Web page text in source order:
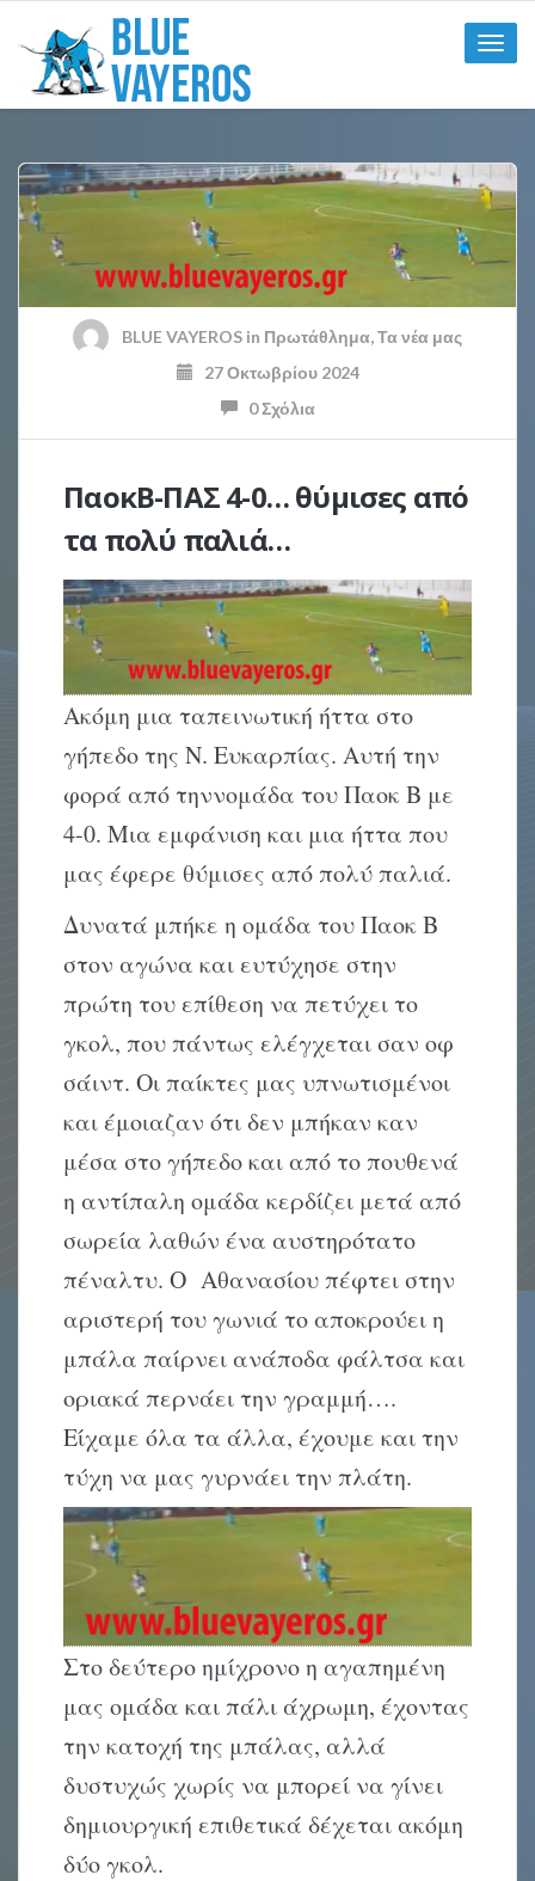
Toggle
BLUE VAYEROS in Πρωτάθλημα,Τα νέα μας
27 Οκτωβρίου 2024
0 Σχόλια
ΠαοκΒ-ΠΑΣ 4-0… θύμισες από
τα πολύ παλιά…
Ακόμη μια ταπεινωτική ήττα στο
γήπεδο της Ν. Ευκαρπίας. Αυτή την
φορά από τηννομάδα του Παοκ Β με
4-0. Μια εμφάνιση και μια ήττα που
μας έφερε θύμισες από πολύ παλιά.
Δυνατά μπήκε η ομάδα του Παοκ Β
στον αγώνα και ευτύχησε στην
πρώτη του επίθεση να πετύχει το
γκολ, που πάντως ελέγχεται σαν οφ
σάιντ. Οι παίκτες μας υπνωτισμένοι
και έμοιαζαν ότι δεν μπήκαν καν
μέσα στο γήπεδο και από το πουθενά
η αντίπαλη ομάδα κερδίζει μετά από
σωρεία λαθών ένα αυστηρότατο
πέναλτυ. Ο Αθανασίου πέφτει στην
αριστερή του γωνιά το αποκρούει η
μπάλα παίρνει ανάποδα φάλτσα και
οριακά περνάει την γραμμή….
Είχαμε όλα τα άλλα, έχουμε και την
τύχη να μας γυρνάει την πλάτη.
Στο δεύτερο ημίχρονο η αγαπημένη
μας ομάδα και πάλι άχρωμη, έχοντας
την κατοχή της μπάλας, αλλά
δυστυχώς χωρίς να μπορεί να γίνει
δημιουργική επιθετικά δέχεται ακόμη
δύο γκολ.